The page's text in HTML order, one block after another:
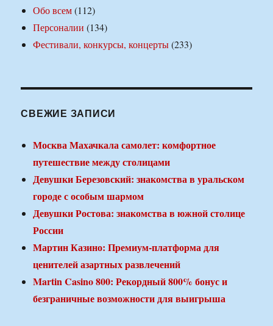
Обо всем(112)
Персоналии (134)
Фестивали, конкурсы, концерты(233)
СВЕЖИЕ ЗАПИСИ
Москва Махачкала самолет: комфортное
путешествие между столицами
Девушки Березовский: знакомства в уральском
городе с особым шармом
Девушки Ростова: знакомства в южной столице
России
Мартин Казино: Премиум-платформа для
ценителей азартных развлечений
Martin Casino 800: Рекордный 800% бонус и
безграничные возможности для выигрыша